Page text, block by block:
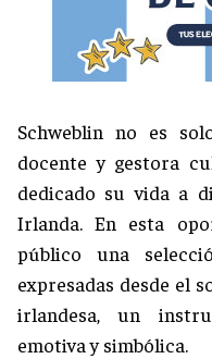
Schweblin no es
docente y gestora
dedicado su vida a
Irlanda. En esta
público una
expresadas desde el
irlandesa, un
emotiva y simbólica.